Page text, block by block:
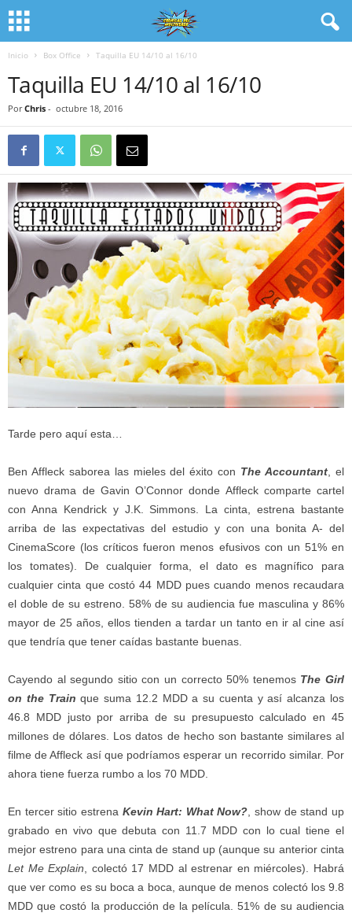
Inicio Box Office Taquilla EU 14/10 al 16/10
Taquilla EU 14/10 al 16/10
Por Chris - octubre 18, 2016
Tarde pero aquí esta…
Ben Affleck saborea las mieles del éxito con The Accountant , el
nuevo drama de Gavin O’Connor donde Affleck comparte cartel
con Anna Kendrick y J.K. Simmons. La cinta, estrena bastante
arriba de las expectativas del estudio y con una bonita A- del
CinemaScore (los críticos fueron menos efusivos con un 51% en
los tomates). De cualquier forma, el dato es magnífico para
cualquier cinta que costó 44 MDD pues cuando menos recaudara
el doble de su estreno. 58% de su audiencia fue masculina y 86%
mayor de 25 años, ellos tienden a tardar un tanto en ir al cine así
que tendría que tener caídas bastante buenas.
Cayendo al segundo sitio con un correcto 50% tenemosThe Girl
on the Train que suma 12.2 MDD a su cuenta y así alcanza los
46.8 MDD justo por arriba de su presupuesto calculado en 45
millones de dólares. Los datos de hecho son bastante similares al
filme de Affleck así que podríamos esperar un recorrido similar. Por
ahora tiene fuerza rumbo a los 70 MDD.
En tercer sitio estrena Kevin Hart: What Now? , show de stand up
grabado en vivo que debuta con 11.7 MDD con lo cual tiene el
mejor estreno para una cinta de stand up (aunque su anterior cinta
Let Me Explain , colectó 17 MDD al estrenar en miércoles). Habrá
que ver como es su boca a boca, aunque de menos colectó los 9.8
MDD que costó la producción de la película. 51% de su audiencia